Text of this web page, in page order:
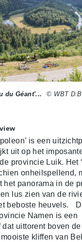
du Géant'... © WBT
is een
uit op het
provincie Luik. Het
onheilspellend,
het panorama in de
lus zien van de
beboste heuvels.
Namen is een
dat uittorent boven
kliffen van